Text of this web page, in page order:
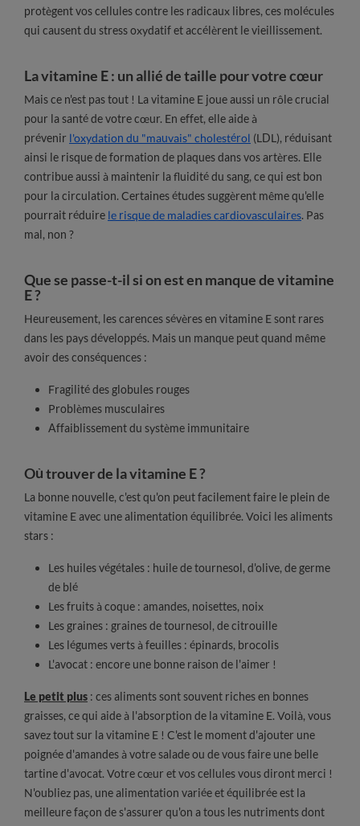
protègent vos cellules contre les radicaux libres, ces molécules
qui causent du stress oxydatif et accélèrent le vieillissement.
La vitamine E : un allié de taille pour votre cœur
Mais ce n'est pas tout ! La vitamine E joue aussi un rôle crucial
pour la santé de votre cœur. En effet, elle aide à
prévenir l'oxydation du "mauvais" cholestérol (LDL), réduisant
ainsi le risque de formation de plaques dans vos artères. Elle
contribue aussi à maintenir la fluidité du sang, ce qui est bon
pour la circulation. Certaines études suggèrent même qu'elle
pourrait réduire le risque de maladies cardiovasculaires. Pas
mal, non ?
Que se passe-t-il si on est en manque de vitamine
E ?
Heureusement, les carences sévères en vitamine E sont rares
dans les pays développés. Mais un manque peut quand même
avoir des conséquences :
Fragilité des globules rouges
Problèmes musculaires
Affaiblissement du système immunitaire
Où trouver de la vitamine E ?
La bonne nouvelle, c'est qu'on peut facilement faire le plein de
vitamine E avec une alimentation équilibrée. Voici les aliments
stars :
Les huiles végétales : huile de tournesol, d'olive, de germe
de blé
Les fruits à coque : amandes, noisettes, noix
Les graines : graines de tournesol, de citrouille
Les légumes verts à feuilles : épinards, brocolis
L'avocat : encore une bonne raison de l'aimer !
Le petit plus : ces aliments sont souvent riches en bonnes
graisses, ce qui aide à l'absorption de la vitamine E. Voilà, vous
savez tout sur la vitamine E ! C'est le moment d'ajouter une
poignée d'amandes à votre salade ou de vous faire une belle
tartine d'avocat. Votre cœur et vos cellules vous diront merci !
N'oubliez pas, une alimentation variée et équilibrée est la
meilleure façon de s'assurer qu'on a tous les nutriments dont